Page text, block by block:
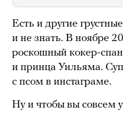
Есть и другие
и не знать. В ноябре
роскошный кокер-
и принца Уильяма.
с псом в инстаграме.
Ну и чтобы вы совсем